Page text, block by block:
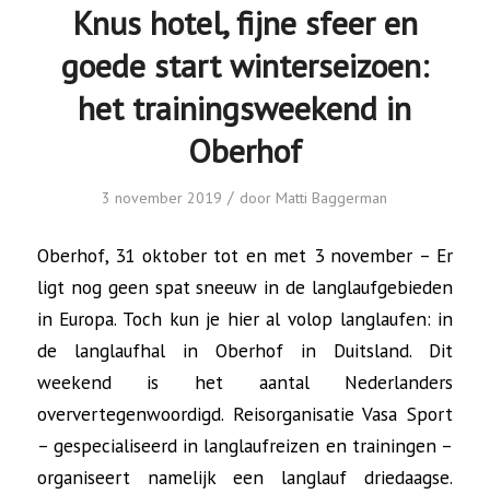
Knus hotel, fijne sfeer en
goede start winterseizoen:
het trainingsweekend in
Oberhof
3 november 2019 / door Matti Baggerman
Oberhof, 31 oktober tot en met 3 november – Er
ligt nog geen spat sneeuw in de langlaufgebieden
in Europa. Toch kun je hier al volop langlaufen: in
de langlaufhal in Oberhof in Duitsland. Dit
weekend is het aantal Nederlanders
oververtegenwoordigd. Reisorganisatie Vasa Sport
– gespecialiseerd in langlaufreizen en trainingen –
organiseert namelijk een langlauf driedaagse.